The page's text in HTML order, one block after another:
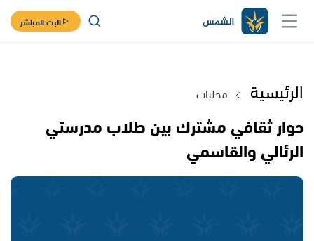
البث المباشر
الرئيسية محليات
حوار ثقافي مشترك بين طلاب مدرستي
الرئالي والقاسمي